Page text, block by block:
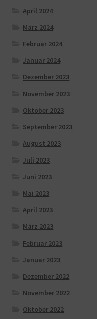
April 2024
März 2024
Februar 2024
Januar 2024
Dezember 2023
November 2023
Oktober 2023
September 2023
August 2023
Juli 2023
Juni 2023
Mai 2023
April 2023
März 2023
Februar 2023
Januar 2023
Dezember 2022
November 2022
Oktober 2022